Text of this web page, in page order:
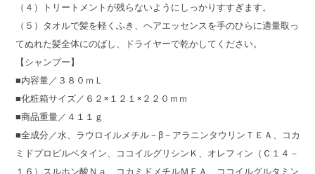
（４）トリートメントが残らないようにしっかりすすぎます。
（５）タオルで髪を軽くふき、ヘアエッセンスを手のひらに適量取っ
てぬれた髪全体にのばし、ドライヤーで乾かしてください。
【シャンプー】
■内容量／３８０ｍＬ
■化粧箱サイズ／６２×１２１×２２０ｍｍ
■商品重量／４１１ｇ
■全成分／水、ラウロイルメチル－β－アラニンタウリンＴＥＡ、コカ
ミドプロピルベタイン、ココイルグリシンＫ、オレフィン（Ｃ１４－